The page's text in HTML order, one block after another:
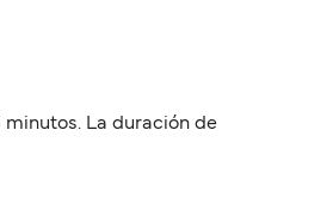
minutos. La duración de